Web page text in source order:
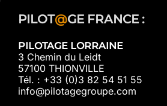
PILOT@GE FRANCE :
PILOTAGE LORRAINE
3 Chemin du Leidt
57100 THIONVILLE
Tél. : +33 (0)3 82 54 51 55
info@pilotagegroupe.com